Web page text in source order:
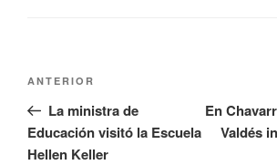
ANTERIOR
La ministra de
Educación visitó la Escuela
Hellen Keller
En
Valdés